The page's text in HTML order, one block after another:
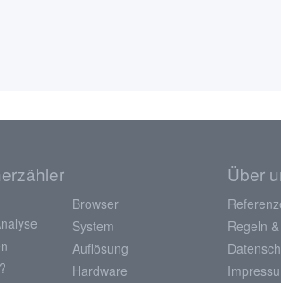
Browser
System
Auflösung
Hardware
Über
Regeln